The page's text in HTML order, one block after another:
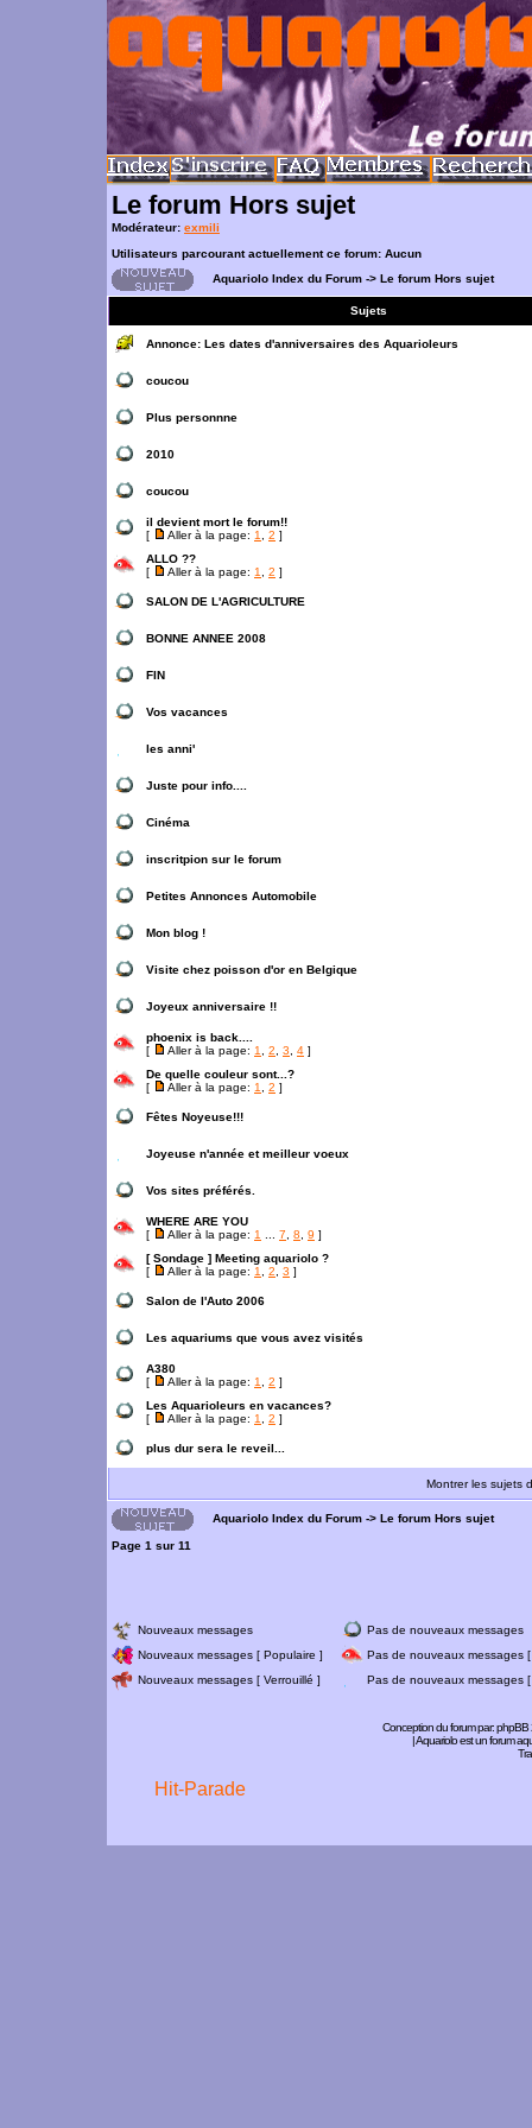
Le forum Hors sujet
Modérateur: exmili
Utilisateurs parcourant actuellement ce forum: Aucun
Aquariolo Index du Forum -> Le forum Hors sujet
Sujets
Annonce: Les dates d'anniversaires des Aquarioleurs
coucou
Plus personnne
2010
coucou
il devient mort le forum!!
[
Aller à la page: 1 2 ]
ALLO ??
[
Aller à la page: 1 2 ]
SALON DE L'AGRICULTURE
BONNE ANNEE 2008
FIN
Vos vacances
les anni'
Juste pour info....
Cinéma
inscritpion sur le forum
Petites Annonces Automobile
Mon blog !
Visite chez poisson d'or en Belgique
Joyeux anniversaire !!
phoenix is back....
[
Aller à la page: 1 2 3 4 ]
De quelle couleur sont...?
[
Aller à la page: 1 2 ]
Fêtes Noyeuse!!!
Joyeuse n'année et meilleur voeux
Vos sites préférés.
WHERE ARE YOU
[
Aller à la page: 1 7 8 9 ]
[ Sondage ] Meeting aquariolo ?
[
Aller à la page: 1 2 3 ]
Salon de l'Auto 2006
Les aquariums que vous avez visités
A380
[
Aller à la page: 1 2 ]
Les Aquarioleurs en vacances?
[
Aller à la page: 1 2 ]
plus dur sera le reveil...
Montrer les sujets
Aquariolo Index du Forum -> Le forum Hors sujet
Page 1 sur 11
Nouveaux messages
Pas de nouveaux messages
Nouveaux messages [ Populaire ]
Pas de nouveaux messages
Nouveaux messages [ Verrouillé ]
Pas de nouveaux messages [
Conception du forum par:phpBB
| Aquariolo est un forum